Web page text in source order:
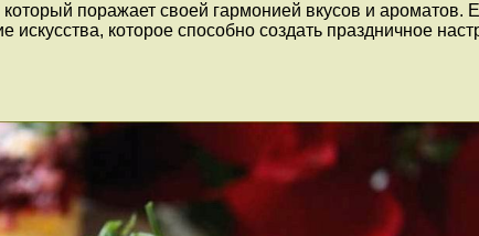
поражает своей гармонией вкусов и ароматов.
которое способно создать праздничное